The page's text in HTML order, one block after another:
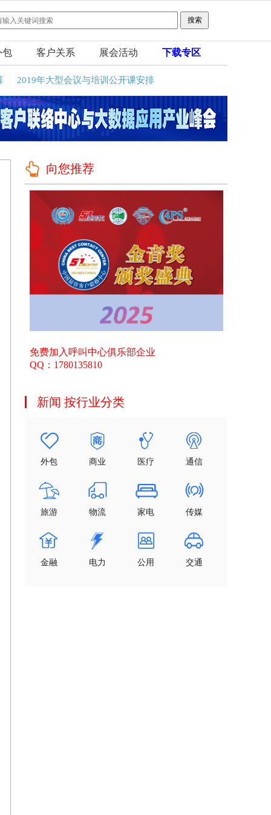
包 客户关系 展会活动 下载专区
2019年大型会议与培训公开课安排
向您推荐
免费加入呼叫中心俱乐部企业
QQ：1780135810
新闻 按行业分类
外包 商业 医疗 通信
旅游 物流 家电 传媒
金融 电力 公用 交通